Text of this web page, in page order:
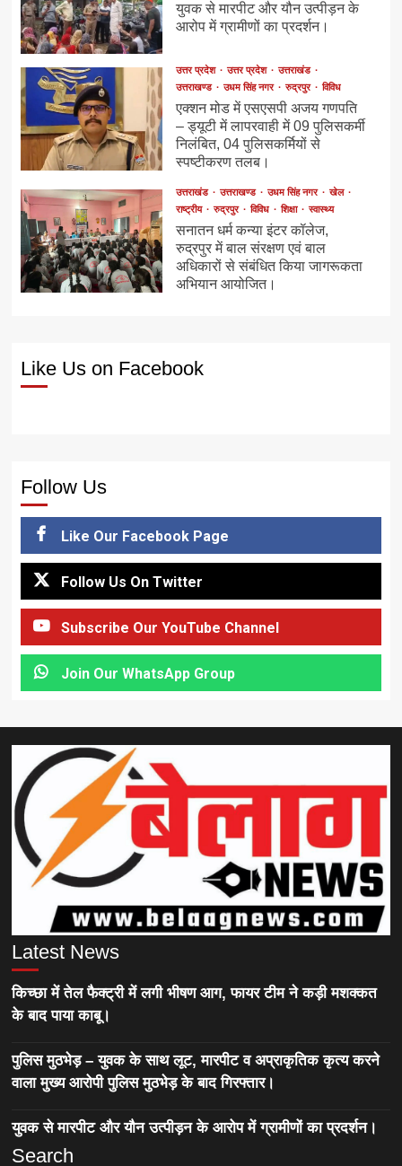
युवक से मारपीट और यौन उत्पीड़न के
आरोप में ग्रामीणों का प्रदर्शन।
उत्तर प्रदेश उत्तर प्रदेश
उत्तराखंड
उत्तराखण्ड
उधम सिंह नगर रुद्रपुर विविध
एक्शन मोड में एसएसपी अजय गणपति
– ड्यूटी में लापरवाही में 09 पुलिसकर्मी
निलंबित, 04 पुलिसकर्मियों से
स्पष्टीकरण तलब।
उत्तराखंड उत्तराखण्ड उधम सिंह नगर
खेल
राष्ट्रीय
रुद्रपुर विविध शिक्षा स्वास्थ्य
सनातन धर्म कन्या इंटर कॉलेज,
रुद्रपुर में बाल संरक्षण एवं बाल
अधिकारों से संबंधित किया जागरूकता
अभियान आयोजित।
Like Us on Facebook
Follow Us
Like Our Facebook Page
Follow Us On Twitter
Subscribe Our YouTube Channel
Join Our WhatsApp Group
Latest News
किच्छा में तेल फैक्ट्री में लगी भीषण आग, फायर टीम ने कड़ी मशक्कत
के बाद पाया काबू।
पुलिस मुठभेड़ – युवक के साथ लूट, मारपीट व अप्राकृतिक कृत्य करने
वाला मुख्य आरोपी पुलिस मुठभेड़ के बाद गिरफ्तार।
युवक से मारपीट और यौन उत्पीड़न के आरोप में ग्रामीणों का प्रदर्शन।
Search